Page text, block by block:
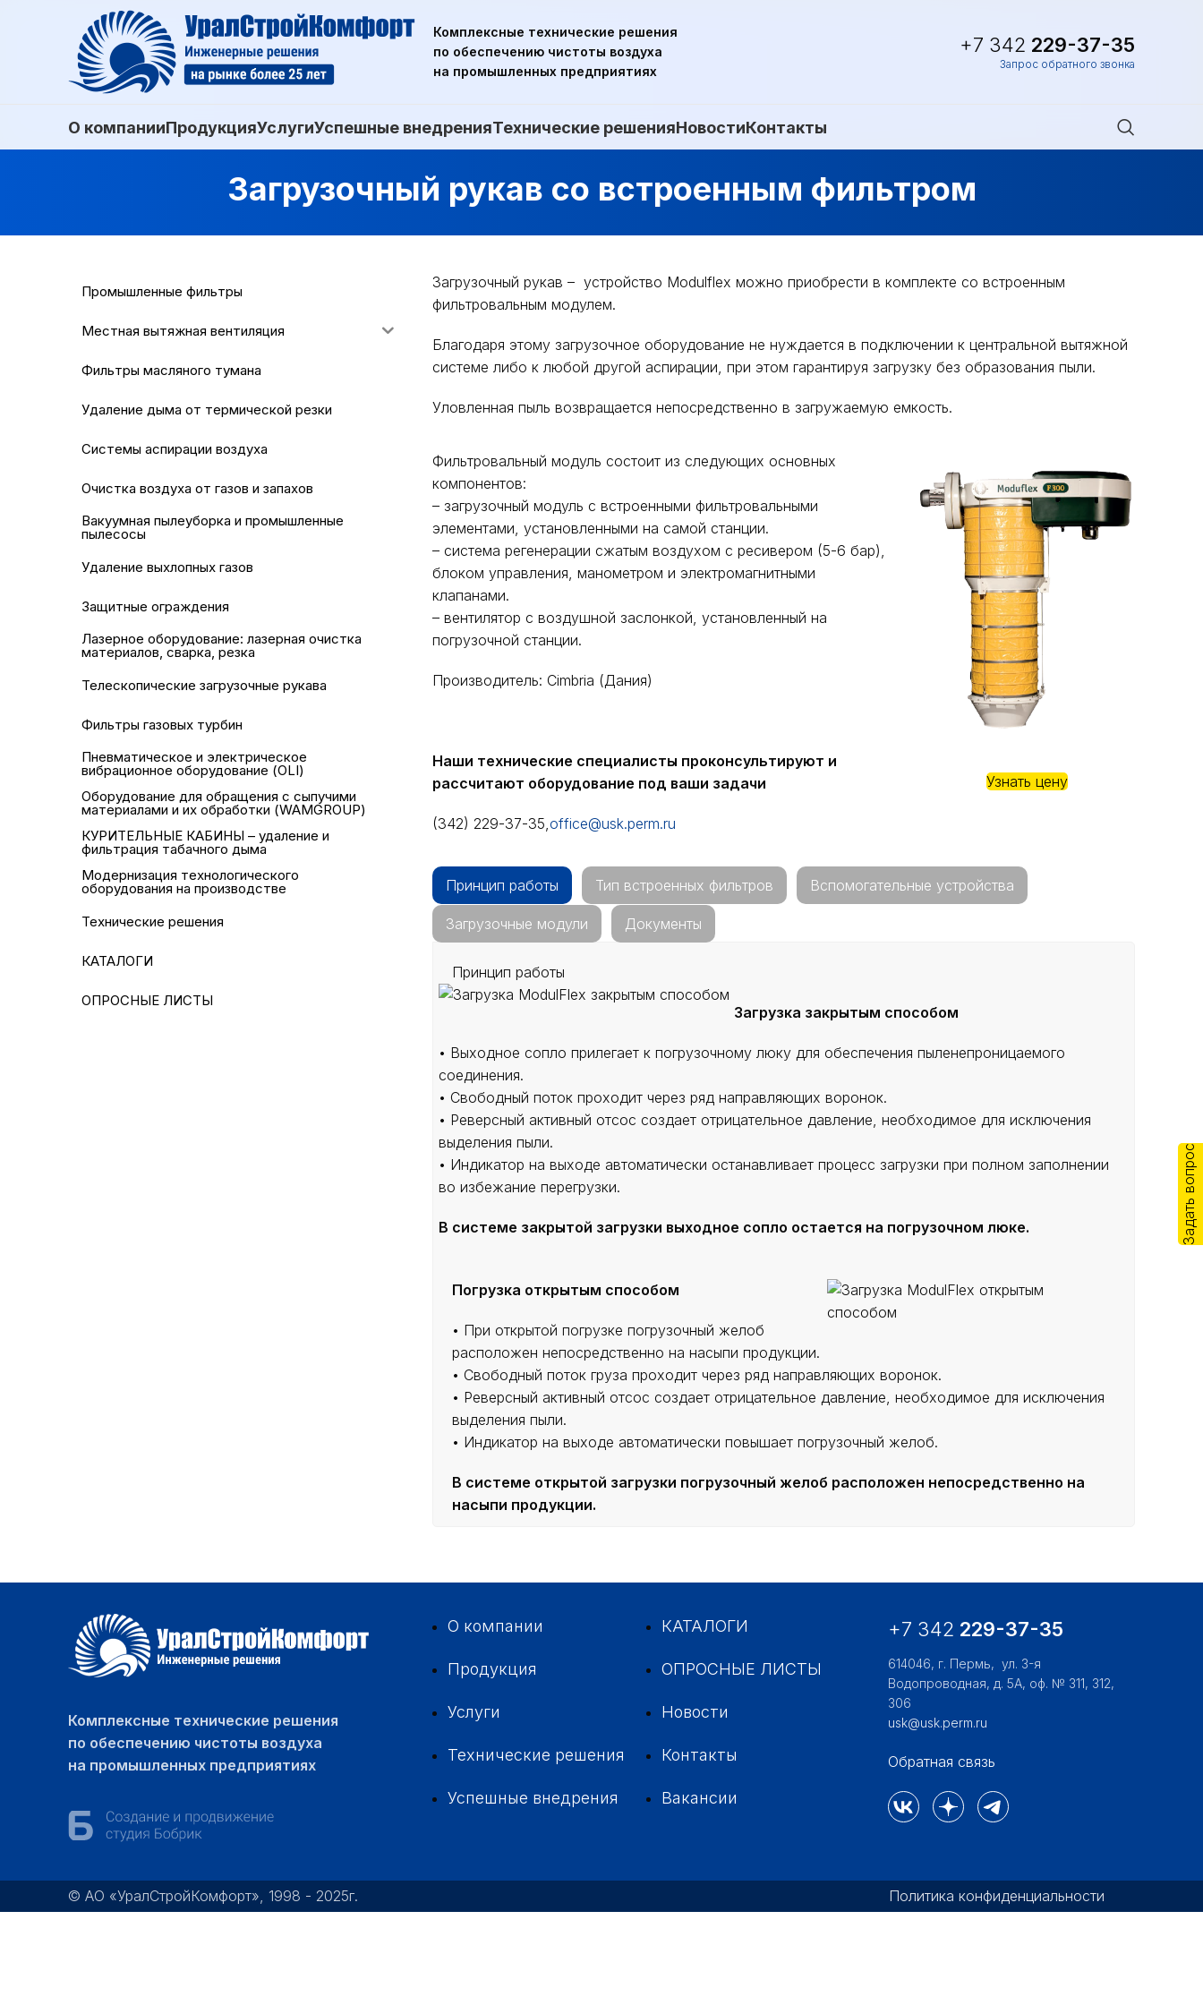
Комплексные технические решения
по обеспечению чистоты воздуха
на промышленных предприятиях
+7 342 229-37-35
Запрос обратного звонка
О компанииПродукцияУслугиУспешные внедренияТехнические решенияНовостиКонтакты
Загрузочный рукав со встроенным фильтром
Загрузочный рукав – устройство Modulflex можно приобрести в комплекте со встроенным
фильтровальным модулем.
Благодаря этому загрузочное оборудование не нуждается в подключении к центральной вытяжной
системе либо к любой другой аспирации, при этом гарантируя загрузку без образования пыли.
Уловленная пыль возвращается непосредственно в загружаемую емкость.
Фильтровальный модуль состоит из следующих основных
компонентов:
– загрузочный модуль с встроенными фильтровальными
элементами, установленными на самой станции.
– система регенерации сжатым воздухом с ресивером (5-6 бар),
блоком управления, манометром и электромагнитными
клапанами.
– вентилятор с воздушной заслонкой, установленный на
погрузочной станции.
Производитель: Cimbria (Дания)
Наши технические специалисты проконсультируют и
рассчитают оборудование под ваши задачи
(342) 229-37-35,office@usk.perm.ru
Узнать цену
Принцип работы Тип встроенных фильтров Вспомогательные устройства
Загрузочные модули Документы
Принцип работы
Загрузка закрытым способом
• Выходное сопло прилегает к погрузочному люку для обеспечения пыленепроницаемого
соединения.
• Свободный поток проходит через ряд направляющих воронок.
• Реверсный активный отсос создает отрицательное давление, необходимое для исключения
выделения пыли.
• Индикатор на выходе автоматически останавливает процесс загрузки при полном заполнении
во избежание перегрузки.
В системе закрытой загрузки выходное сопло остается на погрузочном люке.
Погрузка открытым способом
• При открытой погрузке погрузочный желоб
расположен непосредственно на насыпи продукции.
• Свободный поток груза проходит через ряд направляющих воронок.
• Реверсный активный отсос создает отрицательное давление, необходимое для исключения
выделения пыли.
• Индикатор на выходе автоматически повышает погрузочный желоб.
В системе открытой загрузки погрузочный желоб расположен непосредственно на
насыпи продукции.
Промышленные фильтры
Местная вытяжная вентиляция
Фильтры масляного тумана
Удаление дыма от термической резки
Системы аспирации воздуха
Очистка воздуха от газов и запахов
Вакуумная пылеуборка и промышленные
пылесосы
Удаление выхлопных газов
Защитные ограждения
Лазерное оборудование: лазерная очистка
материалов, сварка, резка
Телескопические загрузочные рукава
Фильтры газовых турбин
Пневматическое и электрическое
вибрационное оборудование (OLI)
Оборудование для обращения с сыпучими
материалами и их обработки (WAMGROUP)
КУРИТЕЛЬНЫЕ КАБИНЫ – удаление и
фильтрация табачного дыма
Модернизация технологического
оборудования на производстве
Технические решения
КАТАЛОГИ
ОПРОСНЫЕ ЛИСТЫ
Комплексные технические решения
по обеспечению чистоты воздуха
на промышленных предприятиях
О компании
Продукция
Услуги
Технические решения
Успешные внедрения
КАТАЛОГИ
ОПРОСНЫЕ ЛИСТЫ
Новости
Контакты
Вакансии
+7 342 229-37-35
614046, г. Пермь, ул. 3-я
Водопроводная, д. 5А, оф. № 311, 312,
306
usk@usk.perm.ru
Обратная связь
© АО «УралСтройКомфорт», 1998 - 2025г. Политика конфиденциальности
Задать вопрос